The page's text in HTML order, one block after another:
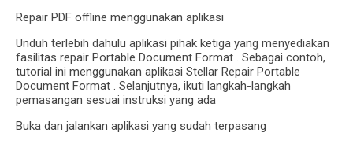
Repair PDF offline menggunakan aplikasi
Unduh terlebih dahulu aplikasi pihak ketiga yang menyediakan
fasilitas repair Portable Document Format . Sebagai contoh,
tutorial ini menggunakan aplikasi Stellar Repair Portable
Document Format . Selanjutnya, ikuti langkah-langkah
pemasangan sesuai instruksi yang ada
Buka dan jalankan aplikasi yang sudah terpasang